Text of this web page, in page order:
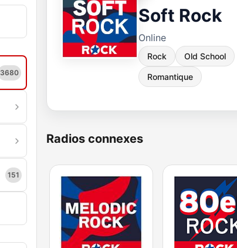
3680
151
Soft Rock
Online
Rock Old School
Romantique
Radios connexes